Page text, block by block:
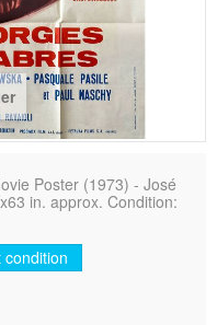
Poster (1973) - José
in. approx. Condition: